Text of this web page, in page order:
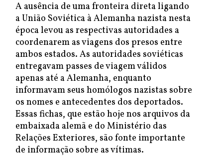
A ausência de uma fronteira direta ligando
a União Soviética à Alemanha nazista nesta
época levou as respectivas autoridades a
coordenarem as viagens dos presos entre
ambos estados. As autoridades soviéticas
entregavam passes de viagem válidos
apenas até a Alemanha, enquanto
informavam seus homólogos nazistas sobre
os nomes e antecedentes dos deportados.
Essas fichas, que estão hoje nos arquivos da
embaixada alemã e do Ministério das
Relações Exteriores, são fonte importante
de informação sobre as vítimas.